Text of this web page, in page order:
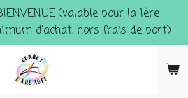
(valable pour la 1ère
d'achat, hors frais de port)